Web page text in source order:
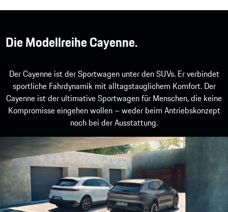
Die Modellreihe Cayenne.
Der Cayenne ist der Sportwagen unter den SUVs. Er verbindet
sportliche Fahrdynamik mit alltagstauglichem Komfort. Der
Cayenne ist der ultimative Sportwagen für Menschen, die keine
Kompromisse eingehen wollen – weder beim Antriebskonzept
noch bei der Ausstattung.